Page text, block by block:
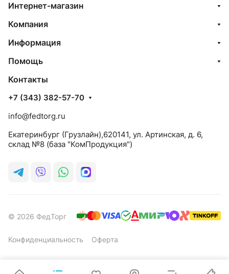
Интернет-магазин
Компания
Информация
Помощь
Контакты
+7 (343) 382-57-70
info@fedtorg.ru
Екатеринбург (Грузлайн),620141, ул. Артинская, д. 6,
склад №8 (база "КомПродукция")
© 2026 ФедТорг
Конфиденциальность Оферта